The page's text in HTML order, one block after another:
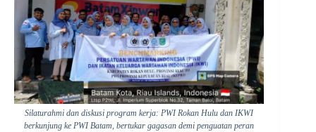
Silaturahmi dan diskusi program kerja: PWI Rokan Hulu dan IKWI
berkunjung ke PWI Batam, bertukar gagasan demi penguatan peran